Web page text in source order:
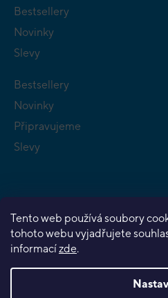
Tento web používá soubory
tohoto webu vyjadřujete
informacízde.
Bestsellery
Novinky
Slevy
Bestsellery
Novinky
Připravujeme
Slevy
Vytvořil Shoptet Premium
Copyright 2026Planeta her.